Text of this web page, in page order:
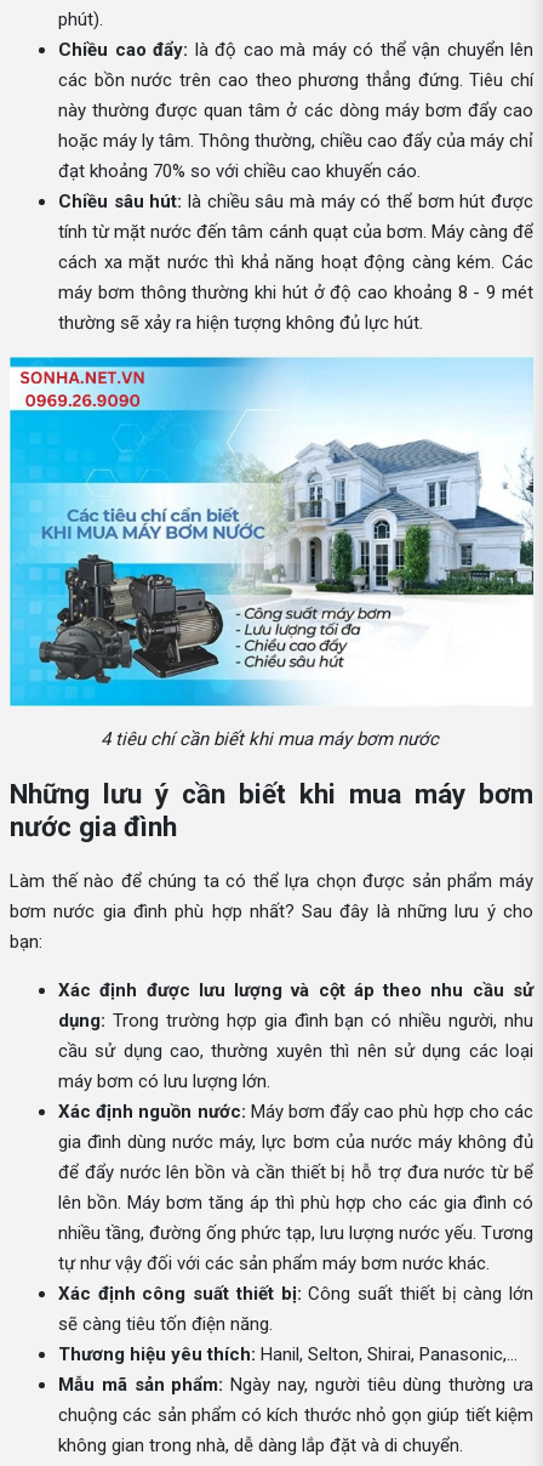
phút).
Chiều cao đẩy: là độ cao mà máy có thể vận chuyển lên
các bồn nước trên cao theo phương thẳng đứng. Tiêu chí
này thường được quan tâm ở các dòng máy bơm đẩy cao
hoặc máy ly tâm. Thông thường, chiều cao đẩy của máy chỉ
đạt khoảng 70% so với chiều cao khuyến cáo.
Chiều sâu hút: là chiều sâu mà máy có thể bơm hút được
tính từ mặt nước đến tâm cánh quạt của bơm. Máy càng để
cách xa mặt nước thì khả năng hoạt động càng kém. Các
máy bơm thông thường khi hút ở độ cao khoảng 8 - 9 mét
thường sẽ xảy ra hiện tượng không đủ lực hút.
4 tiêu chí cần biết khi mua máy bơm nước
Những lưu ý cần biết khi mua máy bơm
nước gia đình
Làm thế nào để chúng ta có thể lựa chọn được sản phẩm máy
bơm nước gia đình phù hợp nhất? Sau đây là những lưu ý cho
bạn:
Xác định được lưu lượng và cột áp theo nhu cầu sử
dụng: Trong trường hợp gia đình bạn có nhiều người, nhu
cầu sử dụng cao, thường xuyên thì nên sử dụng các loại
máy bơm có lưu lượng lớn.
Xác định nguồn nước: Máy bơm đẩy cao phù hợp cho các
gia đình dùng nước máy, lực bơm của nước máy không đủ
để đẩy nước lên bồn và cần thiết bị hỗ trợ đưa nước từ bể
lên bồn. Máy bơm tăng áp thì phù hợp cho các gia đình có
nhiều tầng, đường ống phức tạp, lưu lượng nước yếu. Tương
tự như vậy đối với các sản phẩm máy bơm nước khác.
Xác định công suất thiết bị: Công suất thiết bị càng lớn
sẽ càng tiêu tốn điện năng.
Thương hiệu yêu thích: Hanil, Selton, Shirai, Panasonic,...
Mẫu mã sản phẩm: Ngày nay, người tiêu dùng thường ưa
chuộng các sản phẩm có kích thước nhỏ gọn giúp tiết kiệm
không gian trong nhà, dễ dàng lắp đặt và di chuyển.